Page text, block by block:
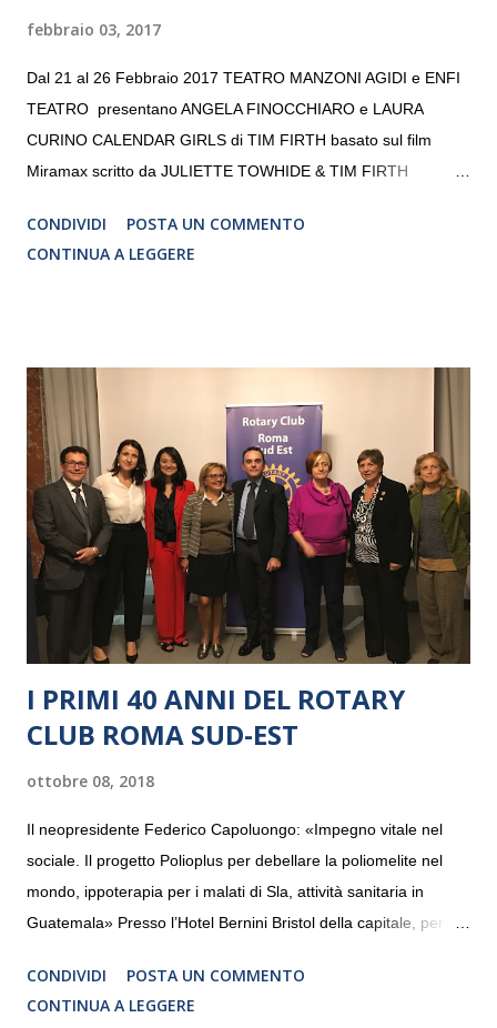
febbraio 03, 2017
Dal 21 al 26 Febbraio 2017 TEATRO MANZONI AGIDI e ENFI
TEATRO presentano ANGELA FINOCCHIARO e LAURA
CURINO CALENDAR GIRLS di TIM FIRTH basato sul film
Miramax scritto da JULIETTE TOWHIDE & TIM FIRTH
CRISTINA PEZZOLI
CONDIVIDI
POSTA UN COMMENTO
CONTINUA A LEGGERE
I PRIMI 40 ANNI DEL ROTARY
CLUB ROMA SUD-EST
ottobre 08, 2018
Il neopresidente Federico Capoluongo: «Impegno vitale nel
sociale. Il progetto Polioplus per debellare la poliomelite nel
mondo, ippoterapia per i malati di Sla, attività sanitaria in
Guatemala» Presso l’Hotel Bernini Bristol della capitale, per la
programmazione del Rotary Club Roma Sud-Est che festeggia
i quaranta anni di attività. Un’occasione per raccontare al
CONDIVIDI
POSTA UN COMMENTO
CONTINUA A LEGGERE